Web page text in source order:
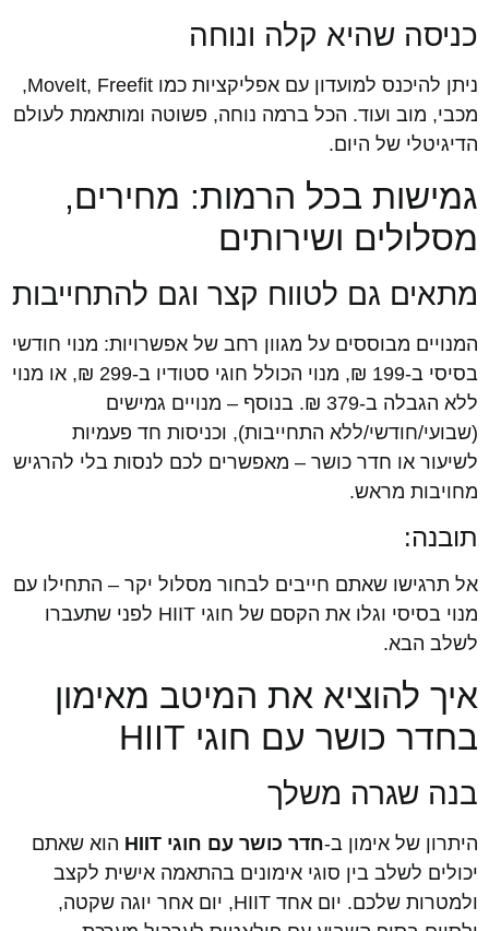
כניסה שהיא קלה ונוחה
ניתן להיכנס למועדון עם אפליקציות כמו MoveIt, Freefit,
מכבי, מוב ועוד. הכל ברמה נוחה, פשוטה ומותאמת לעולם
הדיגיטלי של היום.
גמישות בכל הרמות: מחירים,
מסלולים ושירותים
מתאים גם לטווח קצר וגם להתחייבות
המנויים מבוססים על מגוון רחב של אפשרויות: מנוי חודשי
בסיסי ב-199 ₪, מנוי הכולל חוגי סטודיו ב-299 ₪, או מנוי
ללא הגבלה ב-379 ₪. בנוסף – מנויים גמישים
(שבועי/חודשי/ללא התחייבות), וכניסות חד פעמיות
לשיעור או חדר כושר – מאפשרים לכם לנסות בלי להרגיש
מחויבות מראש.
תובנה:
אל תרגישו שאתם חייבים לבחור מסלול יקר – התחילו עם
מנוי בסיסי וגלו את הקסם של חוגי HIIT לפני שתעברו
לשלב הבא.
איך להוציא את המיטב מאימון
בחדר כושר עם חוגי HIIT
בנה שגרה משלך
היתרון של אימון ב-חדר כושר עם חוגי HIIT
הוא שאתם
יכולים לשלב בין סוגי אימונים בהתאמה אישית לקצב
ולמטרות שלכם. יום אחד HIIT, יום אחר יוגה שקטה,